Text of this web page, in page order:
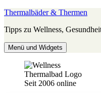
Zum
springen
Thermalbäder & Thermen
Tipps zu Wellness,
Menü und Widgets
Seit 2006 online